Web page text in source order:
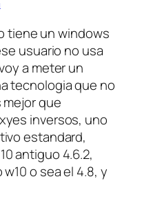
tiene un windows
usuario no usa
a meter un
tecnologia que no
que
inversos, uno
estandard,
antiguo 4.6.2,
o sea el 4.8, y